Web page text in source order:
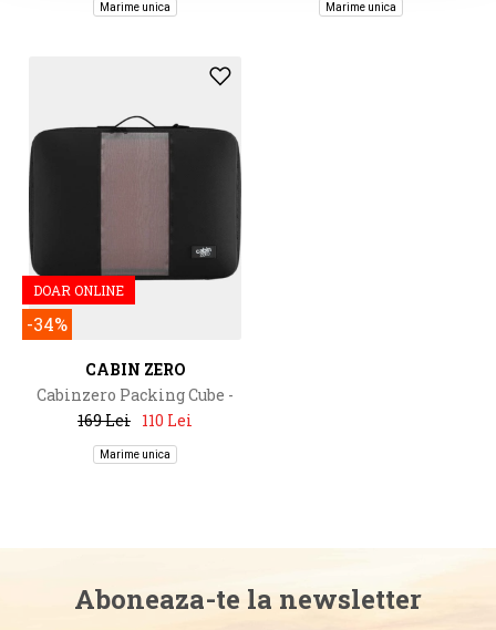
Marime unica Marime unica
DOAR ONLINE
-34%
CABIN ZERO
Cabinzero Packing Cube -
Large
169 Lei 110 Lei
Marime unica
Aboneaza-te la newsletter